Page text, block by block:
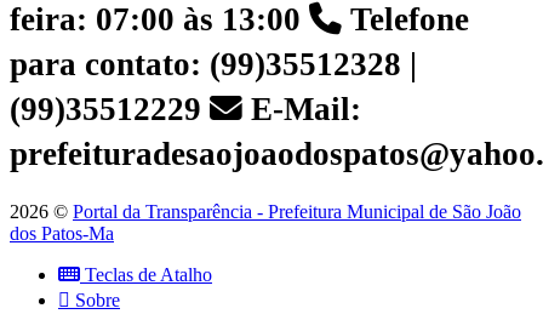
feira: 07:00 às 13:00
Telefone
para contato: (99)35512328 |
(99)35512229
E-Mail:
2026 © Portal da Transparência - Prefeitura Municipal de São João
dos Patos-Ma
Teclas de Atalho
Sobre